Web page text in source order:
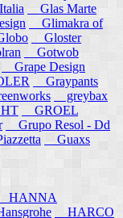
Glas Marte
Glimakra of
Gloster
Gotwob
Grape Design
Graypants
greybax
GROEL
Grupo Resol - Dd
Guaxs
HANNA
HARCO